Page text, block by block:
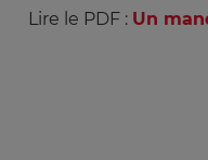
Lire le PDF : Un